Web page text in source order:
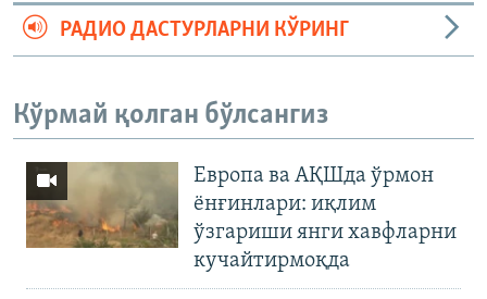
РАДИО ДАСТУРЛАРНИ КЎРИНГ
Кўрмай қолган бўлсангиз
Европа ва АҚШда ўрмон
ёнғинлари: иқлим
ўзгариши янги хавфларни
кучайтирмоқда